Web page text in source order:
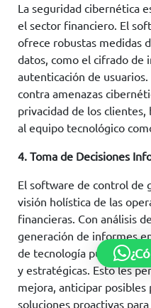
La seguridad cibernética
el sector financiero. El
ofrece robustas medidas
datos, como el cifrado de
autenticación de
contra amenazas
privacidad de los
al equipo tecnológico
4. Toma de Decisiones
El software de control de
visión holística de las
financieras. Con análisis
generación de informes
de tecnología pueden
y estratégicas. Esto les
mejora, anticipar
soluciones proactivas